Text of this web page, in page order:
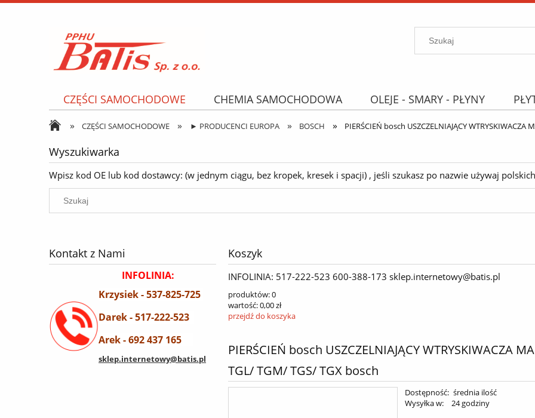
CZĘŚCI SAMOCHODOWE CHEMIA SAMOCHODOWA OLEJE - SMARY - PŁYNY
NARZĘDZIA I AKCESORIA
OPONY PROMOCJE WYPRZEDAŻ Wyszukiwarka
» CZĘŚCI SAMOCHODOWE » ► PRODUCENCI EUROPA » BOSCH » PIERŚCIEŃ bosch USZCZELNIAJĄCY
Wyszukiwarka
Wpisz kod OE lub kod dostawcy: (w jednym ciągu, bez kropek, kresek i spacji) , jeśli szukasz po nazwie używaj
Kontakt z Nami
INFOLINIA:
Krzysiek - 537-825-725
Darek - 517-222-523
Arek - 692 437 165
sklep.internetowy@batis.pl
Koszyk
INFOLINIA: 517-222-523 600-388-173 sklep.internetowy@batis.pl
produktów:0
wartość:0,00 zł
przejdź do koszyka
PIERŚCIEŃ bosch USZCZELNIAJĄCY WTRYSKIWACZA
TGL/ TGM/ TGS/ TGX bosch
Dostępność: średnia ilość
Wysyłka w:
24 godziny